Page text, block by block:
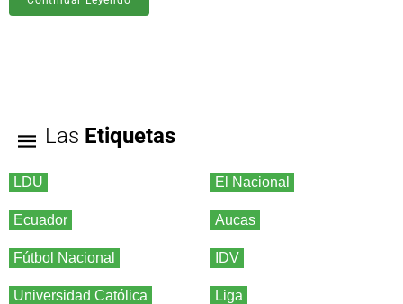
Las Etiquetas
LDU El Nacional
Ecuador Aucas
Fútbol Nacional IDV
Universidad Católica Liga